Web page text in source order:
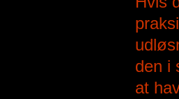
den i
at